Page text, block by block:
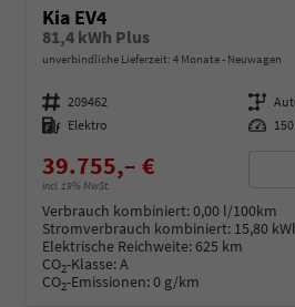
Kia EV4
81,4 kWh Plus
unverbindliche Lieferzeit: 4 Monate Neuwagen
Fahrzeugnummer 209462 Getriebe
Kraftstoff Elektro Leistung
39.755,– €
incl. 19% MwSt.
Verbrauch kombiniert:0,00 l/100km
Stromverbrauch kombiniert: 15,80
Elektrische Reichweite:625 km
CO2-Klasse:A
CO2-Emissionen:0 g/km